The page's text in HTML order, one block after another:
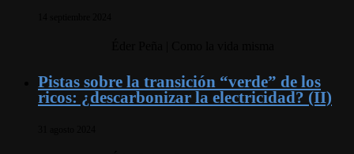
Pistas sobre la transición “verde” de los
ricos: ¿descarbonizar la electricidad? (II)